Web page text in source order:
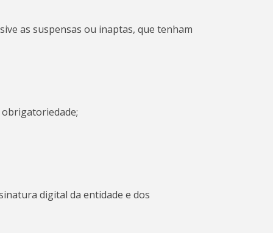
as suspensas ou inaptas, que tenham
obrigatoriedade;
digital da entidade e dos